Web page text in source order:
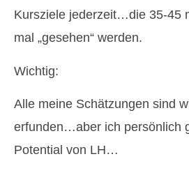
Kursziele jederzeit…die 35-45
mal „gesehen“ werden.
Wichtig:
Alle meine Schätzungen sind
erfunden…aber ich persönlich
Potential von LH…